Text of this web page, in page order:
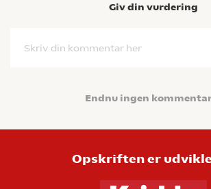
Giv din vurdering
Skriv din kommentar her
Endnu ingen
Opskriften er